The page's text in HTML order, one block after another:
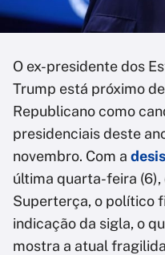
O ex-presidente dos
Trump está próximo
Republicano como
presidenciais deste
novembro. Com a
última quarta-feira
Superterça, o político
indicação da sigla, o
mostra a atual